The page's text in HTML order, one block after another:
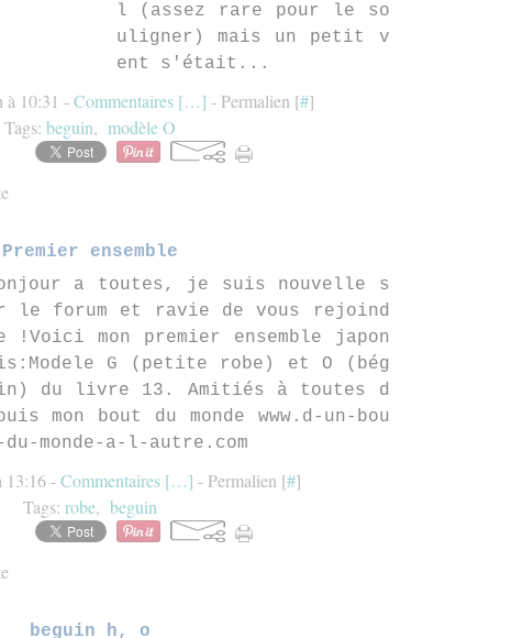
l (assez rare pour le so
uligner) mais un petit v
ent s'était...
à 10:31 -Commentaires […] - Permalien [#]
Tags: beguin, modèle O
Premier ensemble
a toutes, je suis nouvelle s
le forum et ravie de vous rejoind
!Voici mon premier ensemble japon
G (petite robe) et O (bég
du livre 13. Amitiés à toutes d
mon bout du monde www.d-un-bou
monde-a-l-autre.com
13:16 -Commentaires […] - Permalien [#]
Tags: robe, beguin
beguin h, o